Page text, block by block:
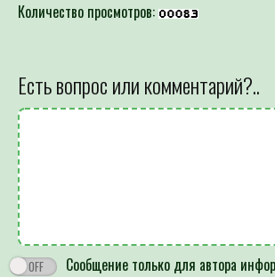
Количество просмотров:
Есть вопрос или комментарий?..
Сообщение только для автора